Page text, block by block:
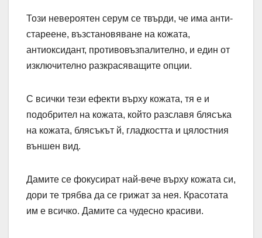
Този невероятен серум се твърди, че има анти-
стареене, възстановяване на кожата,
антиоксидант, противовъзпалително, и един от
изключително разкрасяващите опции.
С всички тези ефекти върху кожата, тя е и
подобрител на кожата, който разславя блясъка
на кожата, блясъкът й, гладкостта и цялостния
външен вид.
Дамите се фокусират най-вече върху кожата си,
дори те трябва да се грижат за нея. Красотата
им е всичко. Дамите са чудесно красиви.